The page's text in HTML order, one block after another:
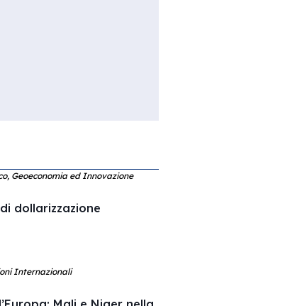
Geoeconomia ed Innovazione
dollarizzazione
Internazionali